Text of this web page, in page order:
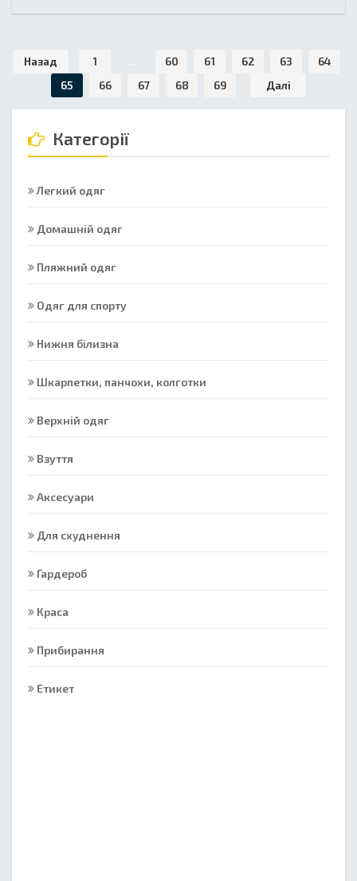
Назад 1 60 61 62 63
64
65
66 67 68 69 Далі
Категорії
Легкий одяг
Домашній одяг
Пляжний одяг
Одяг для спорту
Нижня білизна
Шкарпетки, панчохи, колготки
Верхній одяг
Взуття
Аксесуари
Для схуднення
Гардероб
Краса
Прибирання
Етикет